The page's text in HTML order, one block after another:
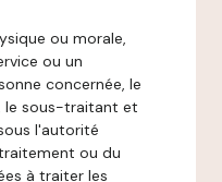
ou morale,
ou un
concernée, le
le sous-traitant et
l'autorité
ou du
à traiter les